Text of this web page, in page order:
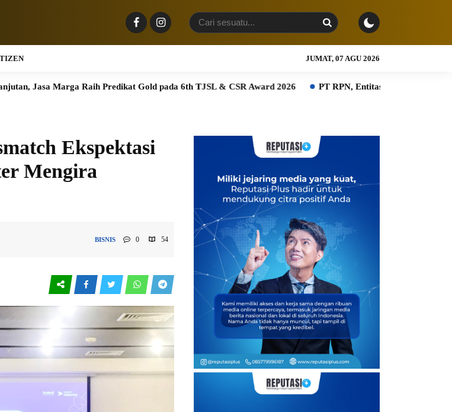
JUMAT, 07 AGU 2026
Predikat Gold pada 6th TJSL & CSR Award 2026 PT RPN, Entitas PTPN Group bersama BPDP
Ekspektasi
Mengira
BISNIS 0 54